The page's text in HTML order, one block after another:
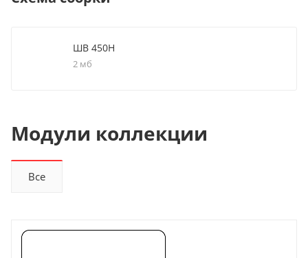
ШВ 450Н
2 мб
Модули коллекции
Все